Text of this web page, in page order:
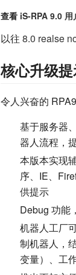
查看 iS-RPA 9.0 用
以往 8.0 realse
核心升级
令人兴奋的
基于服务器
器人流程，
本版本实现
序、IE、
供提示
Debug 功能
机器人工厂
制机器人，
变量）、工